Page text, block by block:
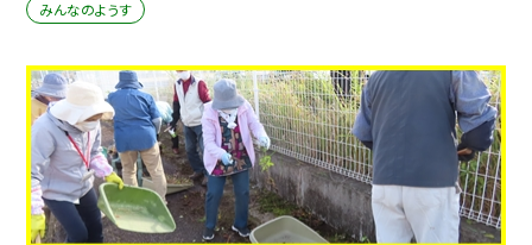
みんなのようす